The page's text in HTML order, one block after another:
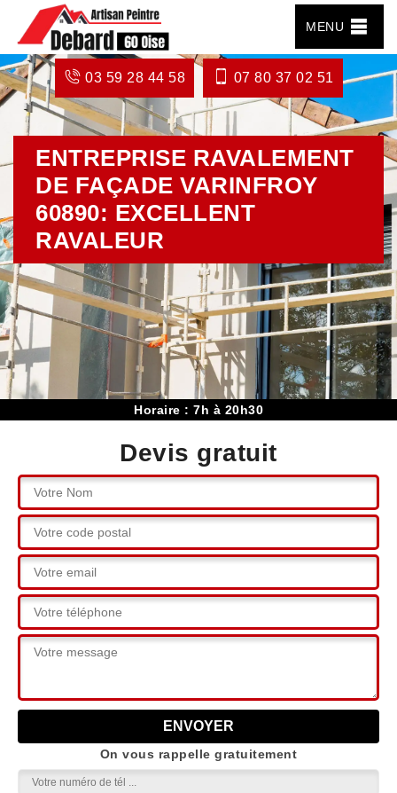
MENU
03 59 28 44 58 07 80 37 02 51
ENTREPRISE RAVALEMENT
DE FAÇADE VARINFROY
60890: EXCELLENT
RAVALEUR
Horaire : 7h à 20h30
Devis gratuit
On vous rappelle gratuitement